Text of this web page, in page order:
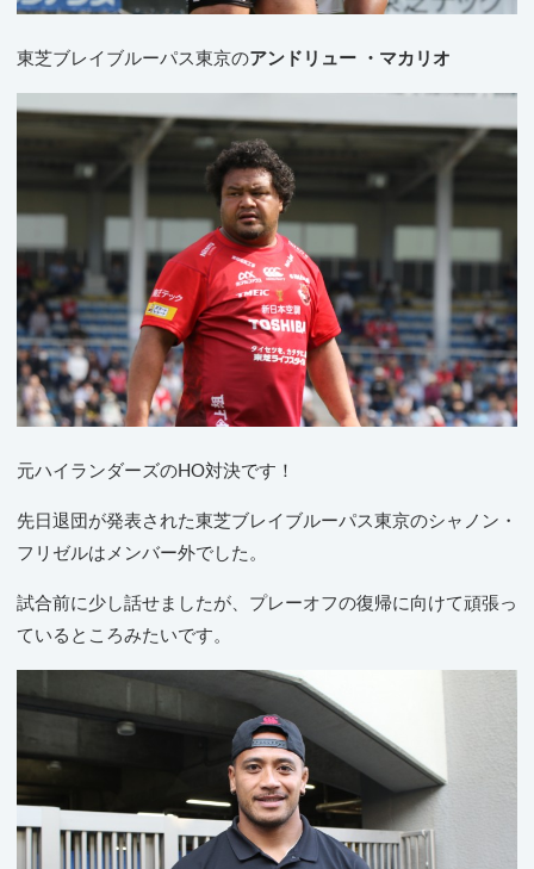
東芝ブレイブルーパス東京のアンドリュー ・マカリオ
元ハイランダーズのHO対決です！
先日退団が発表された東芝ブレイブルーパス東京のシャノン・
フリゼルはメンバー外でした。
試合前に少し話せましたが、プレーオフの復帰に向けて頑張っ
ているところみたいです。